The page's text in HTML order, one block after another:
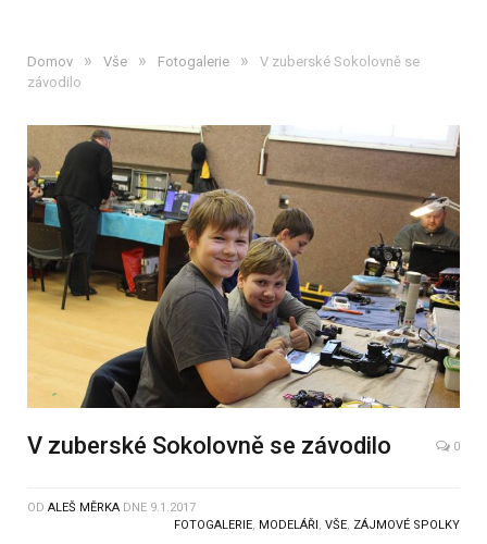
Domov » Vše » Fotogalerie »
V zuberské Sokolovně se
závodilo
V zuberské Sokolovně se závodilo 0
OD ALEŠ MĚRKA DNE 9.1.2017
FOTOGALERIE, MODELÁŘI , VŠE, ZÁJMOVÉ SPOLKY